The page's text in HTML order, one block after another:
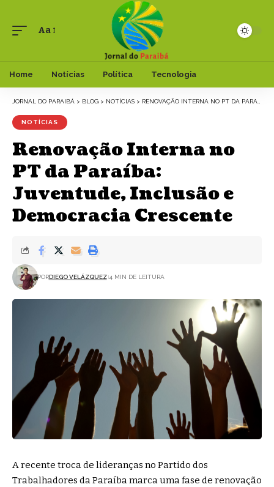
Aa
Home Notícias Política Tecnologia
JORNAL DO PARAIBÁ > BLOG > NOTÍCIAS > RENOVAÇÃO INTERNA NO PT DA PARAÍBA: JUVENTUDE, INCLUSÃO E DEMOCRACIA CRESCENTE
NOTÍCIAS
Renovação Interna no
PT da Paraíba:
Juventude, Inclusão e
Democracia Crescente
PORDIEGO VELÁZQUEZ 4 MIN DE LEITURA
A recente troca de lideranças no Partido dos
Trabalhadores da Paraíba marca uma fase de renovação